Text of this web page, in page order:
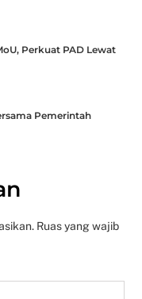
Perkuat PAD Lewat
Pemerintah
Ruas yang wajib